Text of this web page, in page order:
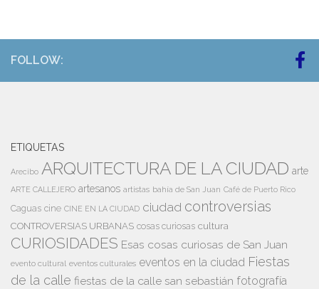
FOLLOW:
ETIQUETAS
Arecibo ARQUITECTURA DE LA CIUDAD arte
ARTE CALLEJERO artesanos artistas bahía de San Juan Café de Puerto Rico
Caguas cine CINE EN LA CIUDAD ciudad controversias
CONTROVERSIAS URBANAS cosas curiosas cultura
CURIOSIDADES Esas cosas curiosas de San Juan
evento cultural eventos culturales eventos en la ciudad Fiestas
de la calle fiestas de la calle san sebastián fotografía